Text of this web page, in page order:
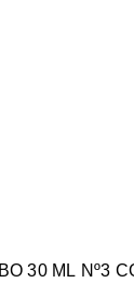
30 ML Nº3